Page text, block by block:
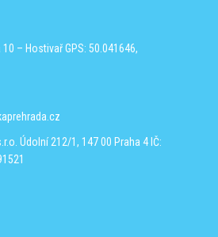
10 – HostivařGPS: 50.041646,
Údolní 212/1, 147 00 Praha 4 IČ: